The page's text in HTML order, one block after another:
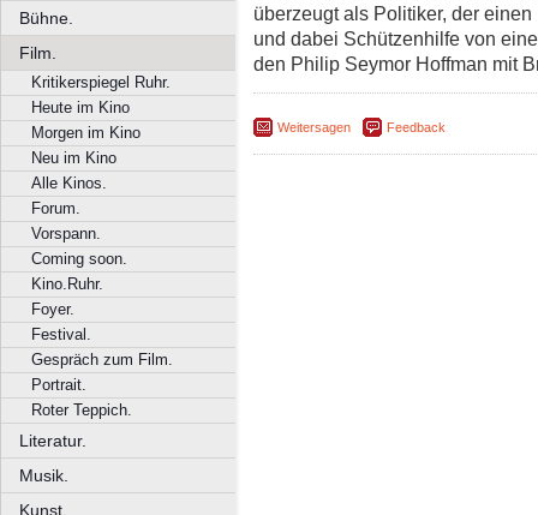
Bühne.
Film.
Kritikerspiegel Ruhr.
Heute im Kino
Morgen im Kino
Neu im Kino
Alle Kinos.
Forum.
Vorspann.
Coming soon.
Kino.Ruhr.
Foyer.
Festival.
Gespräch zum Film.
Portrait.
Roter Teppich.
Literatur.
Musik.
Kunst.
überzeugt als Politiker, der
und dabei Schützenhilfe von
den Philip Seymor Hoffman mit
Weitersagen Feedback